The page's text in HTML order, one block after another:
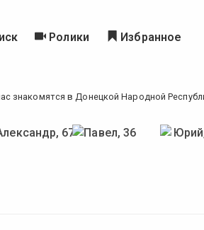
Ролики Избранное
знакомятся в Донецкой Народной